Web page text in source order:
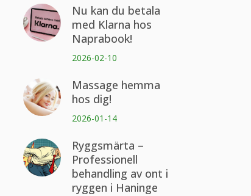
Nu kan du betala
med Klarna hos
Naprabook!
2026-02-10
Massage hemma
hos dig!
2026-01-14
Ryggsmärta –
Professionell
behandling av ont i
ryggen i Haninge